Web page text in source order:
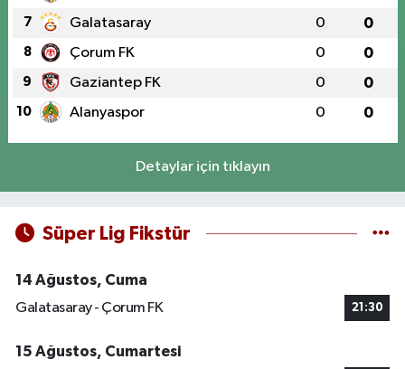
7 Galatasaray 0 0
8 Çorum FK 0 0
9 Gaziantep FK 0 0
10 Alanyaspor 0 0
Detaylar için tıklayın
Süper Lig Fikstür
14 Ağustos, Cuma
Galatasaray - Çorum FK
21:30
15 Ağustos, Cumartesi